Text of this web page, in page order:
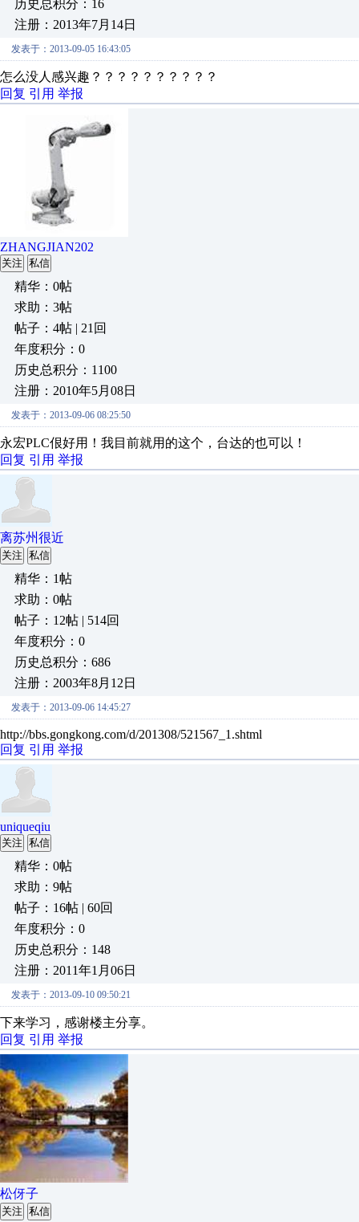
历史总积分：16
注册：2013年7月14日
发表于：2013-09-05 16:43:05
怎么没人感兴趣？？？？？？？？？？
回复 引用 举报
ZHANGJIAN202
关注 私信
精华：0帖
求助：3帖
帖子：4帖 | 21回
年度积分：0
历史总积分：1100
注册：2010年5月08日
发表于：2013-09-06 08:25:50
永宏PLC佷好用！我目前就用的这个，台达的也可以！
回复 引用 举报
离苏州很近
关注 私信
精华：1帖
求助：0帖
帖子：12帖 | 514回
年度积分：0
历史总积分：686
注册：2003年8月12日
发表于：2013-09-06 14:45:27
http://bbs.gongkong.com/d/201308/521567_1.shtml
回复 引用 举报
uniqueqiu
关注 私信
精华：0帖
求助：9帖
帖子：16帖 | 60回
年度积分：0
历史总积分：148
注册：2011年1月06日
发表于：2013-09-10 09:50:21
下来学习，感谢楼主分享。
回复 引用 举报
松伢子
关注 私信